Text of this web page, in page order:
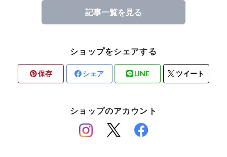
記事一覧を見る
ショップをシェアする
保存 シェア LINE ツイート
ショップのアカウント